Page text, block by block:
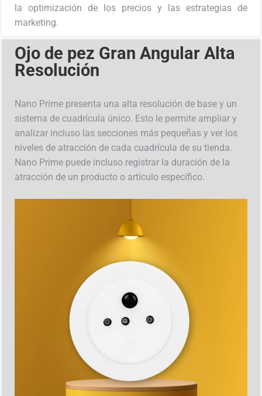
la optimización de los precios y las estrategias de
marketing.
Ojo de pez Gran Angular Alta
Resolución
Nano Prime presenta una alta resolución de base y un
sistema de cuadrícula único. Esto le permite ampliar y
analizar incluso las secciones más pequeñas y ver los
niveles de atracción de cada cuadrícula de su tienda.
Nano Prime puede incluso registrar la duración de la
atracción de un producto o artículo específico.